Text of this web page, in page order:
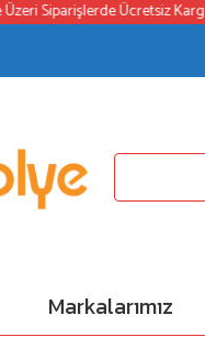
Siparişlerde Ücretsiz Kargo💳
Markalarımız